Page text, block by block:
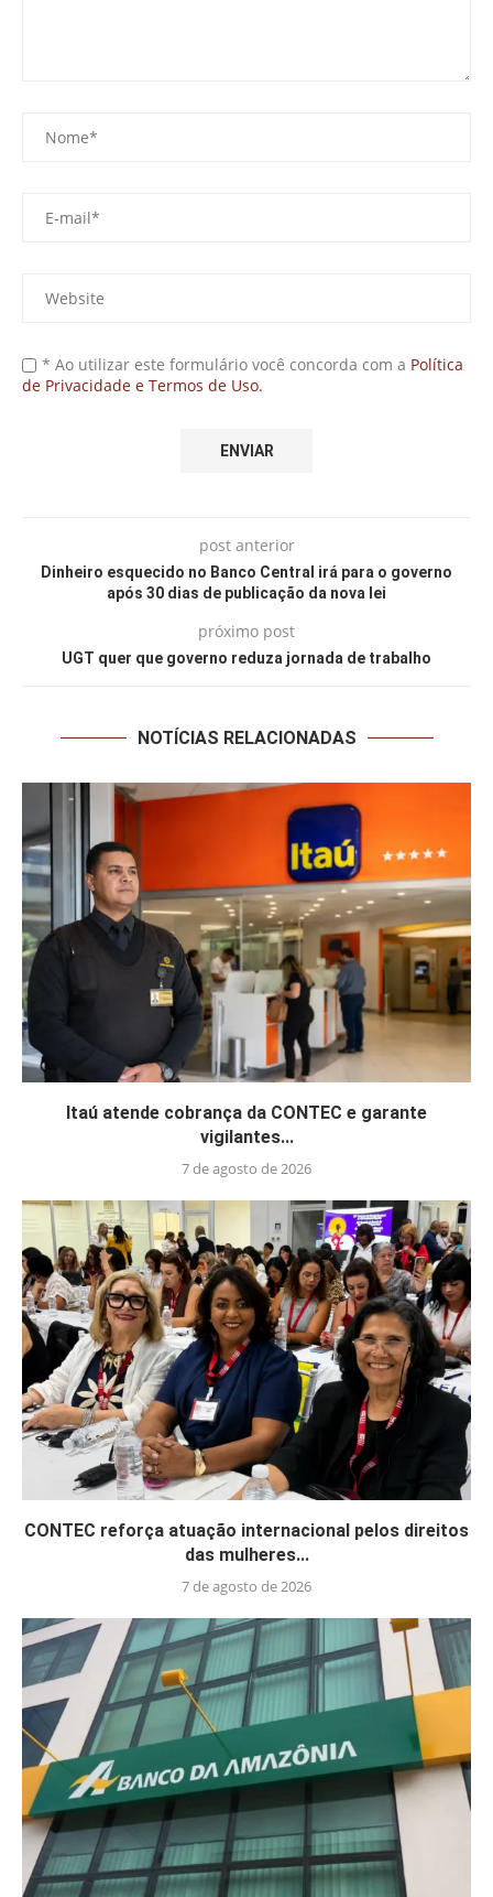
* Ao utilizar este formulário você concorda com a Política
de Privacidade e Termos de Uso.
post anterior
Dinheiro esquecido no Banco Central irá para o governo
após 30 dias de publicação da nova lei
próximo post
UGT quer que governo reduza jornada de trabalho
NOTÍCIAS RELACIONADAS
Itaú atende cobrança da CONTEC e garante
vigilantes...
7 de agosto de 2026
CONTEC reforça atuação internacional pelos direitos
das mulheres...
7 de agosto de 2026